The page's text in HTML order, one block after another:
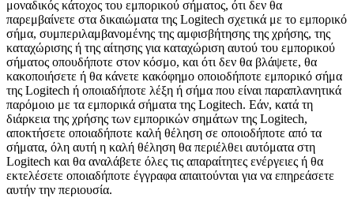
μοναδικός κάτοχος του εμπορικού σήματος, ότι δεν θα
παρεμβαίνετε στα δικαιώματα της Logitech σχετικά με το εμπορικό
σήμα, συμπεριλαμβανομένης της αμφισβήτησης της χρήσης, της
καταχώρισης ή της αίτησης για καταχώριση αυτού του εμπορικού
σήματος οπουδήποτε στον κόσμο, και ότι δεν θα βλάψετε, θα
κακοποιήσετε ή θα κάνετε κακόφημο οποιοδήποτε εμπορικό σήμα
της Logitech ή οποιαδήποτε λέξη ή σήμα που είναι παραπλανητικά
παρόμοιο με τα εμπορικά σήματα της Logitech. Εάν, κατά τη
διάρκεια της χρήσης των εμπορικών σημάτων της Logitech,
αποκτήσετε οποιαδήποτε καλή θέληση σε οποιοδήποτε από τα
σήματα, όλη αυτή η καλή θέληση θα περιέλθει αυτόματα στη
Logitech και θα αναλάβετε όλες τις απαραίτητες ενέργειες ή θα
εκτελέσετε οποιαδήποτε έγγραφα απαιτούνται για να επηρεάσετε
αυτήν την περιουσία.